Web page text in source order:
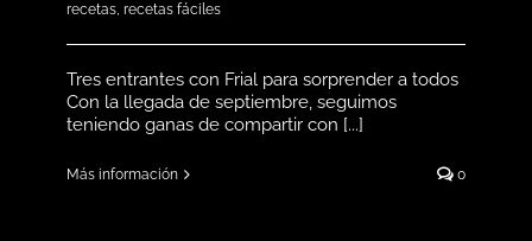
recetas, recetas fáciles
Tres entrantes con Frial para sorprender a todos
Con la llegada de septiembre, seguimos
teniendo ganas de compartir con [...]
Más información 0